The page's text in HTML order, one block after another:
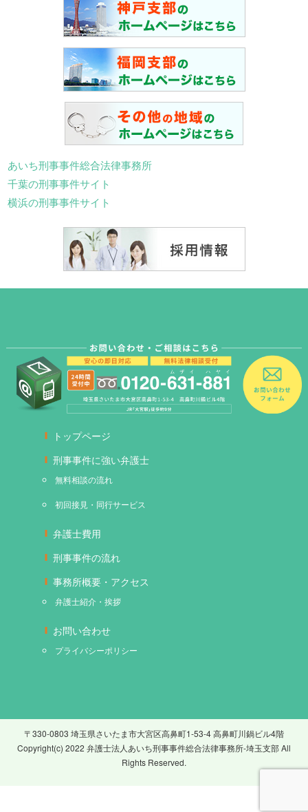
あいち刑事事件総合法律事務所
千葉の刑事事件サイト
横浜の刑事事件サイト
トップページ
刑事事件に強い弁護士
無料相談の流れ
初回接見・同行サービス
弁護士費用
刑事事件の流れ
事務所概要・アクセス
弁護士紹介・挨拶
お問い合わせ
プライバシーポリシー
〒330-0803 埼玉県さいたま市大宮区高鼻町1-53-4 高鼻町川鍋ビル4階
Copyright(c) 2022 弁護士法人あいち刑事事件総合法律事務所-埼玉支部 All
Rights Reserved.